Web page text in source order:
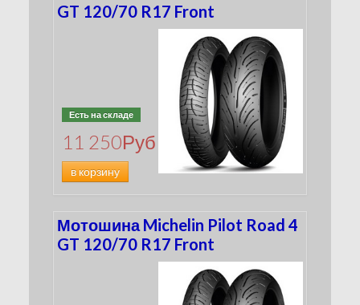
GT 120/70 R17 Front
Есть на складе
11 250Руб
в корзину
Мотошина Michelin Pilot Road 4
GT 120/70 R17 Front